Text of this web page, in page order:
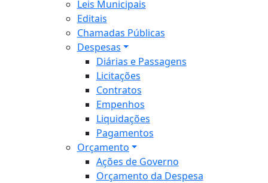
Leis Municipais
Editais
Chamadas Públicas
Despesas
Diárias e Passagens
Licitações
Contratos
Empenhos
Liquidações
Pagamentos
Orçamento
Ações de Governo
Orçamento da Despesa